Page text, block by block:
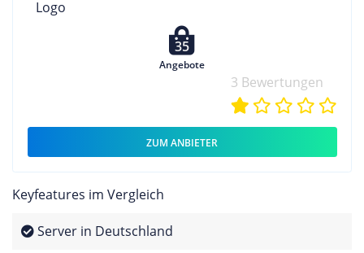
35
Angebote
3 Bewertungen
ZUM ANBIETER
Keyfeatures im Vergleich
Server in Deutschland